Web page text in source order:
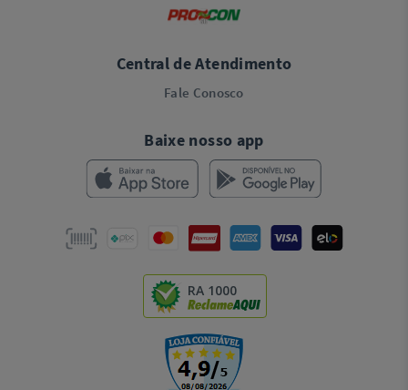
Central de Atendimento
Fale Conosco
Baixe nosso app
RA 1000